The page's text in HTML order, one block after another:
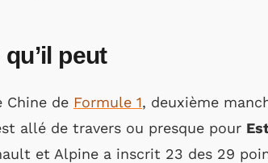
peut
Chine de Formule 1, deuxième
allé de travers ou presque pour
et Alpine a inscrit 23 des 29